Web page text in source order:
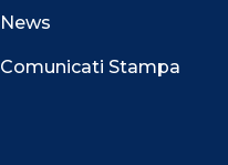
News
Comunicati Stampa